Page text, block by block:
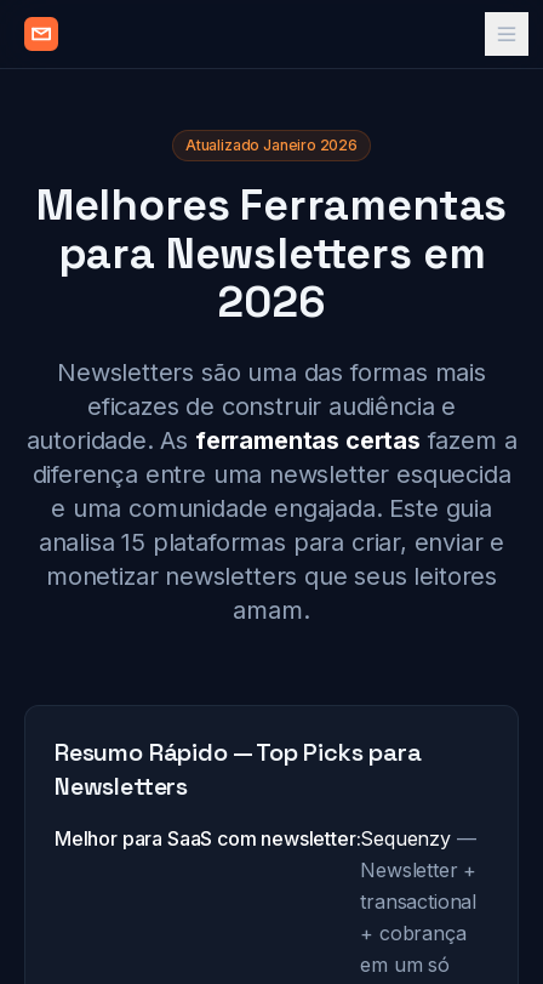
Atualizado Janeiro 2026
Melhores Ferramentas
para Newsletters em
2026
Newsletters são uma das formas mais
eficazes de construir audiência e
autoridade. As ferramentas certas fazem a
diferença entre uma newsletter esquecida
e uma comunidade engajada. Este guia
analisa 15 plataformas para criar, enviar e
monetizar newsletters que seus leitores
amam.
Resumo Rápido — Top Picks para
Newsletters
Melhor para SaaS com newsletter:Sequenzy—
Newsletter +
transactional
+ cobrança
em um só